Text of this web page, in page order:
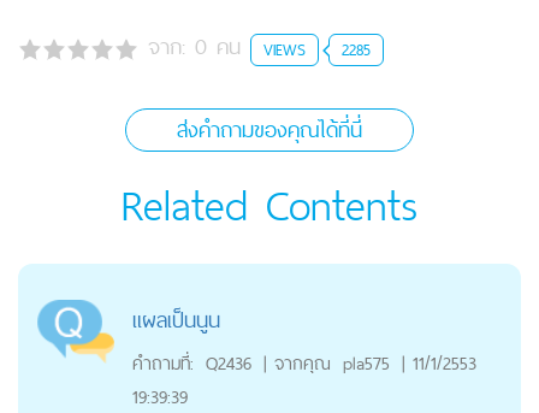
จาก: 0 คน VIEWS 2285
ส่งคำถามของคุณได้ที่นี่
Related Contents
แผลเป็นนูน
คำถามที่: Q2436 | จากคุณ pla575 | 11/1/2553
19:39:39